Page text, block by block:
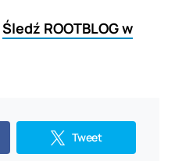
Śledź ROOTBLOG w
Tweet